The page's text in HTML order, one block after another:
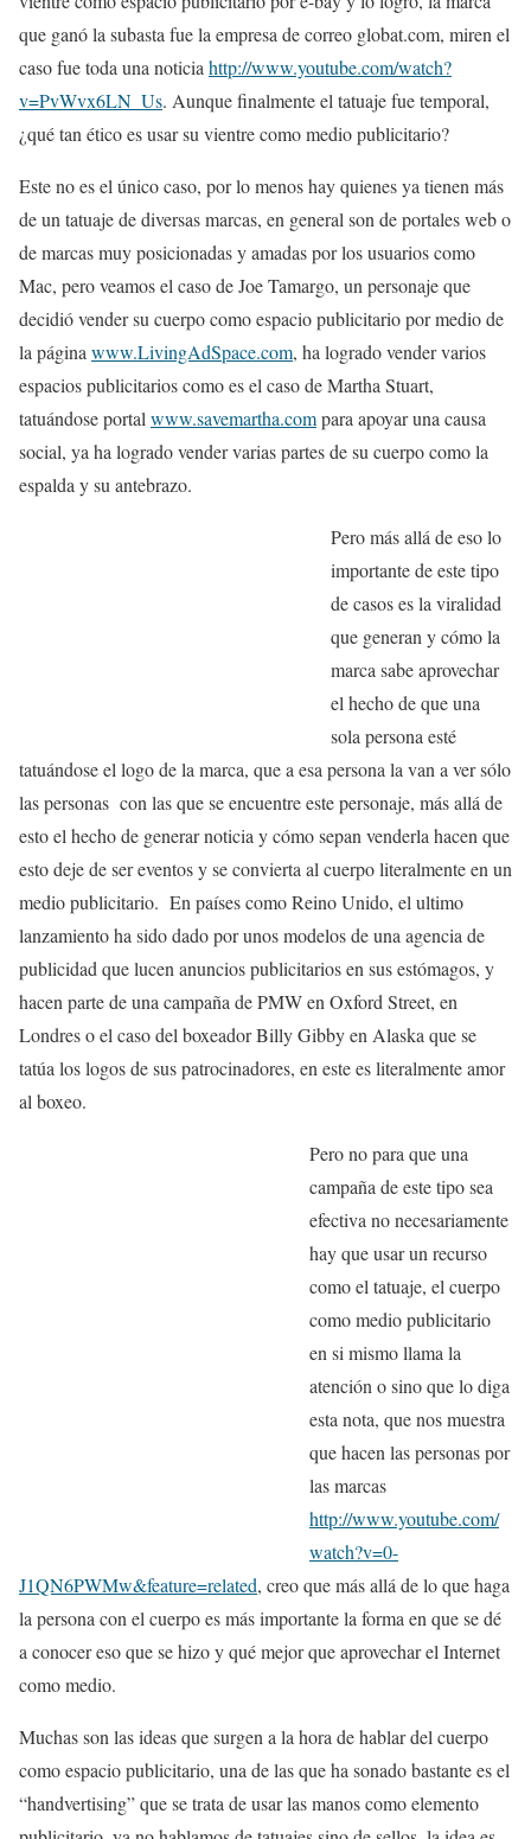
que ganó la subasta fue la empresa de correo globat.com, miren el
caso fue toda una noticia http://www.youtube.com/watch?
v=PvWvx6LN_Us. Aunque finalmente el tatuaje fue temporal,
¿qué tan ético es usar su vientre como medio publicitario?
Este no es el único caso, por lo menos hay quienes ya tienen más
de un tatuaje de diversas marcas, en general son de portales web o
de marcas muy posicionadas y amadas por los usuarios como
Mac, pero veamos el caso de Joe Tamargo, un personaje que
decidió vender su cuerpo como espacio publicitario por medio de
la página www.LivingAdSpace.com, ha logrado vender varios
espacios publicitarios como es el caso de Martha Stuart,
tatuándose portal www.savemartha.compara apoyar una causa
social, ya ha logrado vender varias partes de su cuerpo como la
espalda y su antebrazo.
Pero más allá de eso lo
importante de este tipo
de casos es la viralidad
que generan y cómo la
marca sabe aprovechar
el hecho de que una
sola persona esté
tatuándose el logo de la marca, que a esa persona la van a ver sólo
las personas con las que se encuentre este personaje, más allá de
esto el hecho de generar noticia y cómo sepan venderla hacen que
esto deje de ser eventos y se convierta al cuerpo literalmente en un
medio publicitario. En países como Reino Unido, el ultimo
lanzamiento ha sido dado por unos modelos de una agencia de
publicidad que lucen anuncios publicitarios en sus estómagos, y
hacen parte de una campaña de PMW en Oxford Street, en
Londres o el caso del boxeador Billy Gibby en Alaska que se
tatúa los logos de sus patrocinadores, en este es literalmente amor
al boxeo.
Pero no para que una
campaña de este tipo sea
efectiva no necesariamente
hay que usar un recurso
como el tatuaje, el cuerpo
como medio publicitario
en si mismo llama la
atención o sino que lo diga
esta nota, que nos muestra
que hacen las personas por
las marcas
http://www.youtube.com/
watch?v=0-
J1QN6PWMw&feature=related, creo que más allá de lo que haga
la persona con el cuerpo es más importante la forma en que se dé
a conocer eso que se hizo y qué mejor que aprovechar el Internet
como medio.
Muchas son las ideas que surgen a la hora de hablar del cuerpo
como espacio publicitario, una de las que ha sonado bastante es el
“handvertising” que se trata de usar las manos como elemento